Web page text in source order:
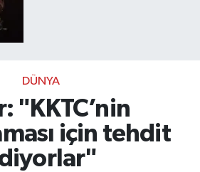
DÜNYA
"KKTC’nin
için tehdit